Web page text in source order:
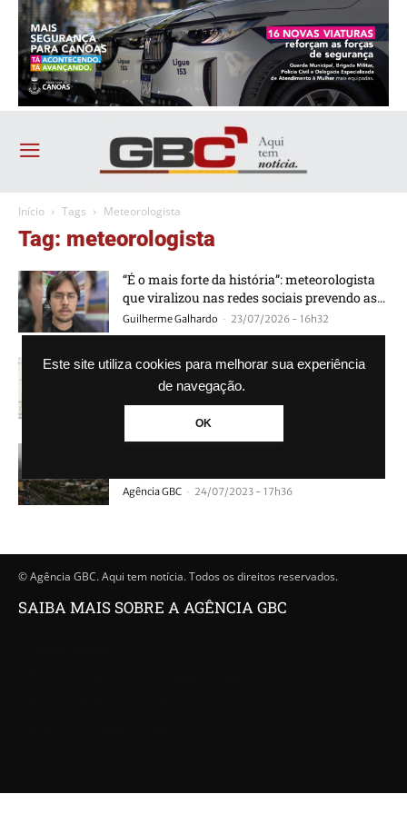
Este site utiliza cookies para melhorar sua experiência
de navegação.
OK
Início Tags Meteorologista
Tag: meteorologista
“É o mais forte da história”: meteorologista
que viralizou nas redes sociais prevendo as...
Guilherme Galhardo - 23/07/2026 - 16h32
“Infelizmente o pior está por vir”, afirma
meteorologista do Inmet sobre chuva
Agência GBC - 30/04/2024 - 09h38
Agência GBC - 24/07/2023 - 17h36
© Agência GBC. Aqui tem notícia. Todos os direitos reservados.
SAIBA MAIS SOBRE A AGÊNCIA GBC